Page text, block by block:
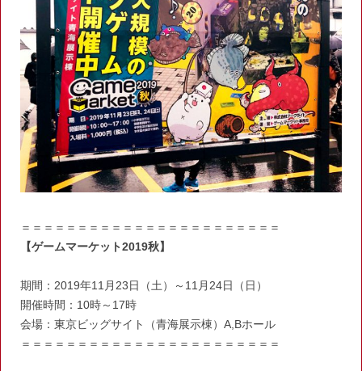
＝＝＝＝＝＝＝＝＝＝＝＝＝＝＝＝＝＝＝＝＝＝＝
【ゲームマーケット2019秋】
期間：2019年11月23日（土）～11月24日（日）
開催時間：10時～17時
会場：東京ビッグサイト（青海展示棟）A,Bホール
＝＝＝＝＝＝＝＝＝＝＝＝＝＝＝＝＝＝＝＝＝＝＝